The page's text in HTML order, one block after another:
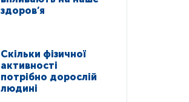
здоров’я
Скільки фізичної
активності
потрібно дорослій
людині